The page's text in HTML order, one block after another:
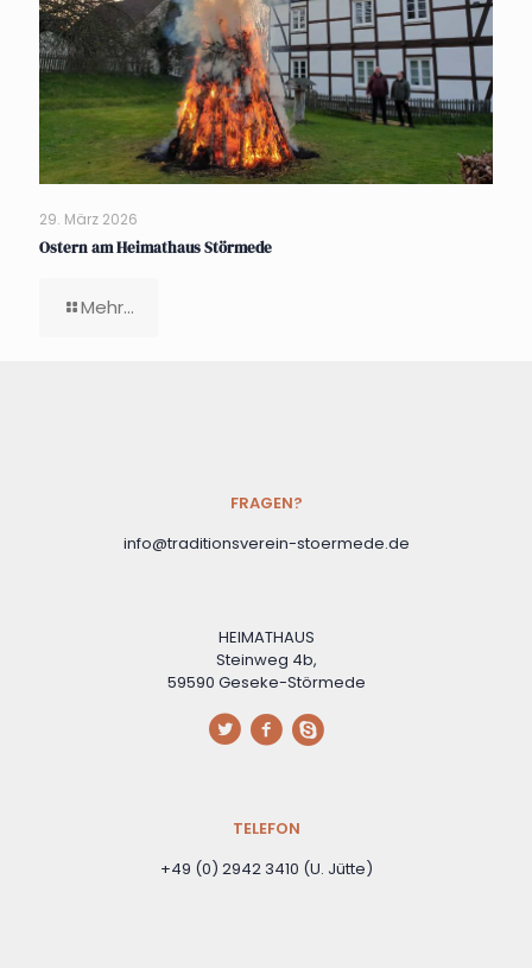
29. März 2026
Ostern am Heimathaus Störmede
Mehr...
FRAGEN?
info@traditionsverein-stoermede.de
HEIMATHAUS
Steinweg 4b,
59590 Geseke-Störmede
TELEFON
+49 (0) 2942 3410 (U. Jütte)